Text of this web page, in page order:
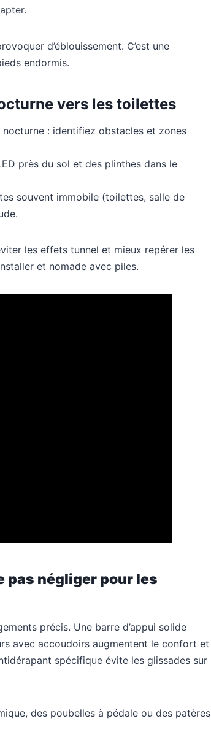
d’éblouissement. C’est une
endormis.
vers les toilettes
: identifiez obstacles et zones
près du sol et des plinthes dans le
souvent immobile (toilettes, salle de
les effets tunnel et mieux repérer les
et nomade avec piles.
pas négliger pour les
précis. Une barre d’appui solide
avec accoudoirs augmentent le confort et
spécifique évite les glissades sur
des poubelles à pédale ou des patères